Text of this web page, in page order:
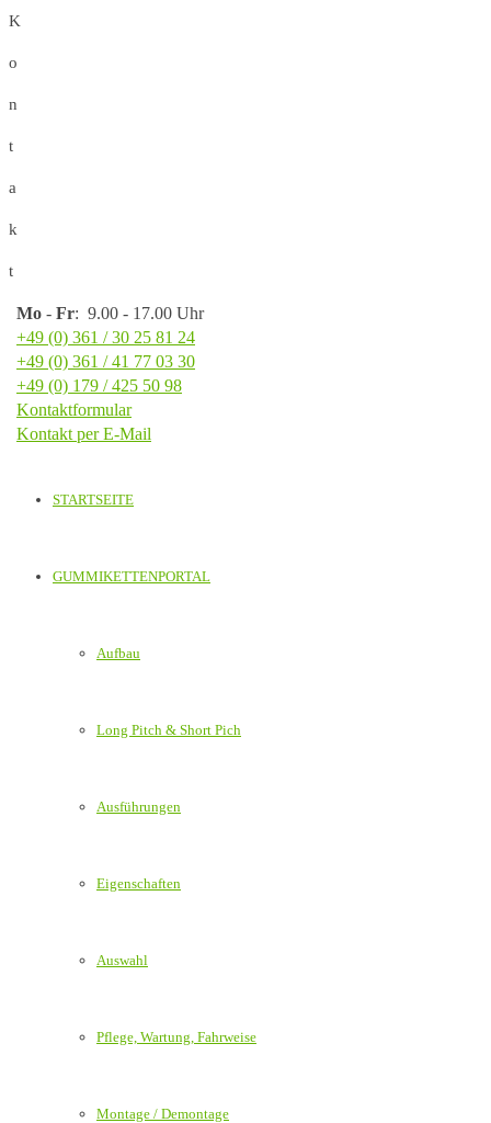
K
o
n
t
a
k
t
Mo - Fr: 9.00 - 17.00 Uhr
+49 (0) 361 / 30 25 81 24
+49 (0) 361 / 41 77 03 30
+49 (0) 179 / 425 50 98
Kontaktformular
Kontakt per E-Mail
STARTSEITE
GUMMIKETTENPORTAL
Aufbau
Long Pitch & Short Pich
Ausführungen
Eigenschaften
Auswahl
Pflege, Wartung, Fahrweise
Montage / Demontage